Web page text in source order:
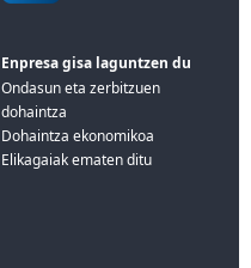
Enpresa gisa laguntzen du
Ondasun eta zerbitzuen
dohaintza
Dohaintza ekonomikoa
Elikagaiak ematen ditu